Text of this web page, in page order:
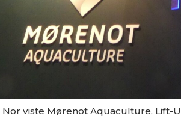
viste Mørenot Aquaculture,